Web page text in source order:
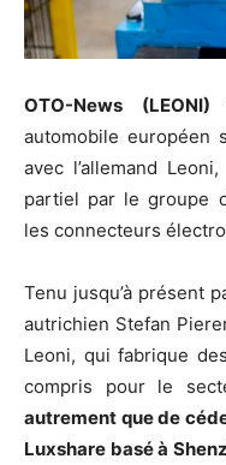
OTO-News (LEONI)
automobile européen
avec l’allemand
partiel par le groupe
les connecteurs
Tenu jusqu’à présent
autrichien Stefan
Leoni, qui fabrique
compris pour le
autrement que de
Luxshare basé à